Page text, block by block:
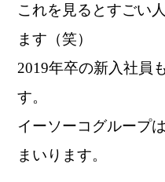
これを見るとすごい
ます（笑）
2019年卒の新入社員
す。
イーソーコグループ
まいります。